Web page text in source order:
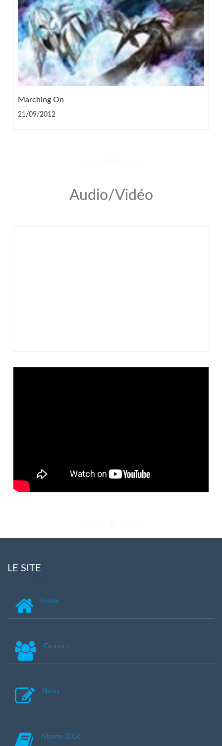
Marching On
21/09/2012
Audio/Vidéo
LE SITE
Home
Groupes
News
Albums 2026